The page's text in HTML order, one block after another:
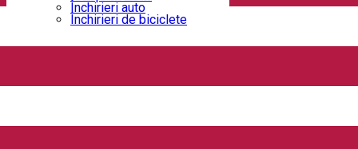
Închirieri auto
Închirieri de biciclete